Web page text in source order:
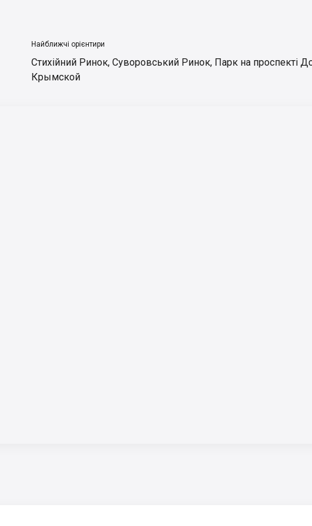
Найближчі орієнтири
Стихійний Ринок, Суворовський Ринок, Парк на проспекті
Крымской